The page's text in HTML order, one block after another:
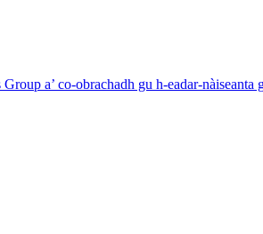
a’ co-obrachadh gu h-eadar-nàiseanta